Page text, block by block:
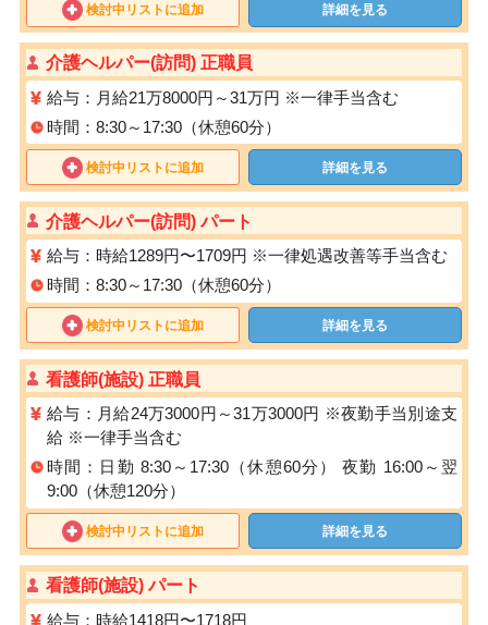
検討中リストに追加 詳細を見る
介護ヘルパー(訪問) 正職員
給与：月給21万8000円～31万円 ※一律手当含む
時間：8:30～17:30（休憩60分）
検討中リストに追加 詳細を見る
介護ヘルパー(訪問) パート
給与：時給1289円〜1709円 ※⼀律処遇改善等⼿当含む
時間：8:30～17:30（休憩60分）
検討中リストに追加 詳細を見る
看護師(施設) 正職員
給与：月給24万3000円～31万3000円 ※夜勤手当別途支
給 ※一律手当含む
時間：日勤 8:30～17:30（休憩60分） 夜勤 16:00～翌
9:00（休憩120分）
検討中リストに追加 詳細を見る
看護師(施設) パート
給与：時給1418円〜1718円